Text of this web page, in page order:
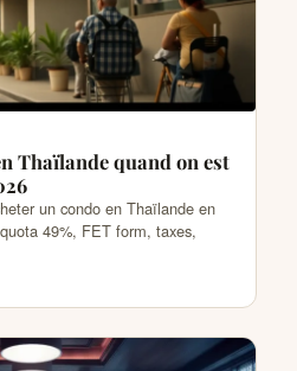
Thaïlande quand on est
un condo en Thaïlande en
49%, FET form, taxes,